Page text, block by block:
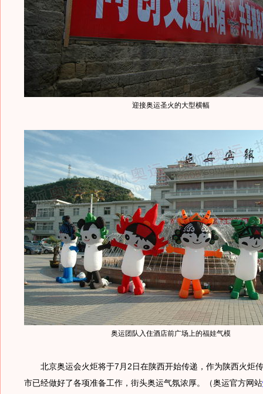
迎接奥运圣火的大型横幅
奥运团队入住酒店前广场上的福娃气模
北京奥运会火炬将于7月2日在陕西开始传递，作为陕西火炬
市已经做好了各项准备工作，街头奥运气氛浓厚。（奥运官方网站